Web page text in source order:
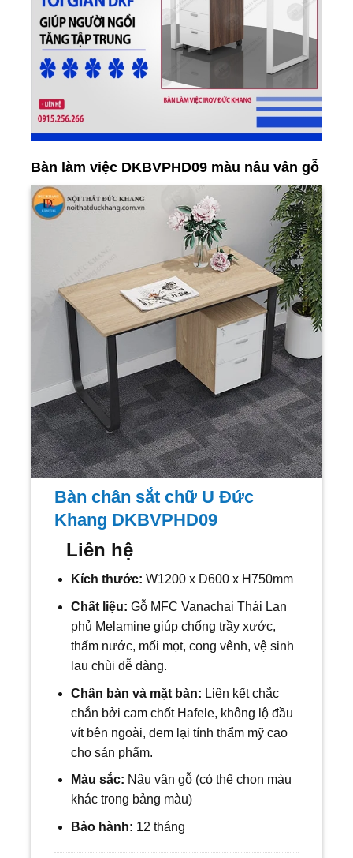
Bàn làm việc DKBVPHD09 màu nâu vân gỗ
Bàn chân sắt chữ U Đức
Khang DKBVPHD09
Liên hệ
Kích thước: W1200 x D600 x H750mm
Chất liệu: Gỗ MFC Vanachai Thái Lan
phủ Melamine giúp chống trầy xước,
thấm nước, mối mọt, cong vênh, vệ sinh
lau chùi dễ dàng.
Chân bàn và mặt bàn: Liên kết chắc
chắn bởi cam chốt Hafele, không lộ đầu
vít bên ngoài, đem lại tính thẩm mỹ cao
cho sản phẩm.
Màu sắc: Nâu vân gỗ(có thể chọn màu
khác trong bảng màu)
Bảo hành: 12 tháng